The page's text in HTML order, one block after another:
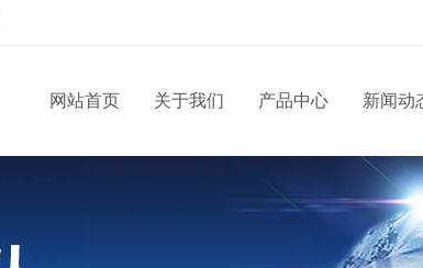
网站首页 关于我们 产品中心 新闻动